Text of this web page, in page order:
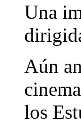
Una
Aún
los